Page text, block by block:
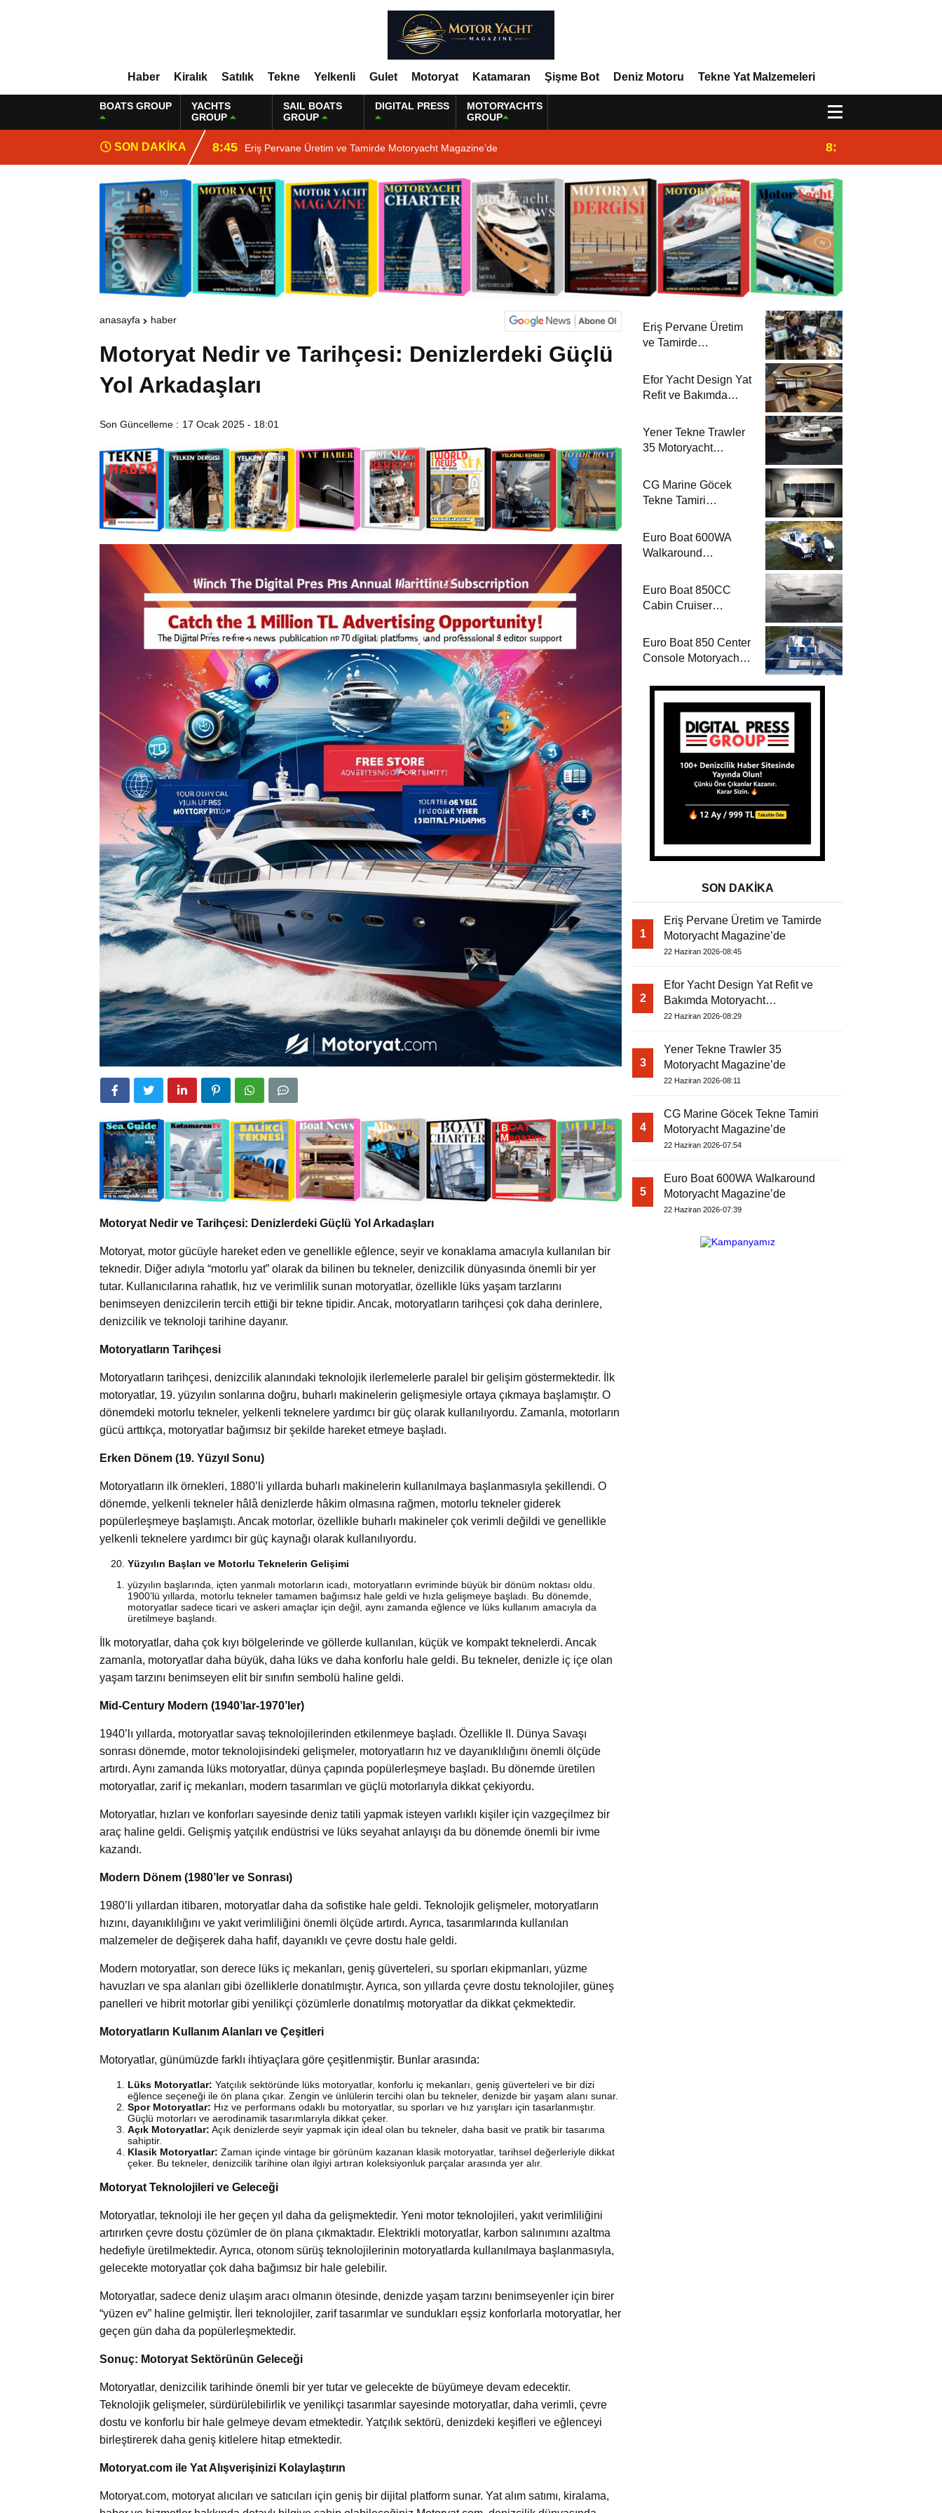
Haber Kiralık Satılık Tekne Yelkenli Gulet Motoryat Katamaran Şişme Bot Deniz Motoru Tekne Yat Malzemeleri
BOATS GROUP
YACHTS
GROUP
SAIL BOATS
GROUP
DIGITAL PRESS
MOTORYACHTS
GROUP
SON DAKİKA 8:45 Eriş Pervane Üretim ve Tamirde Motoryacht Magazine’de 8:29
anasayfa haber
Motoryat Nedir ve Tarihçesi: Denizlerdeki Güçlü
Yol Arkadaşları
Son Güncelleme : 17 Ocak 2025 - 18:01
Motoryat Nedir ve Tarihçesi: Denizlerdeki Güçlü Yol Arkadaşları
Motoryat, motor gücüyle hareket eden ve genellikle eğlence, seyir ve konaklama amacıyla kullanılan bir
teknedir. Diğer adıyla “motorlu yat” olarak da bilinen bu tekneler, denizcilik dünyasında önemli bir yer
tutar. Kullanıcılarına rahatlık, hız ve verimlilik sunan motoryatlar, özellikle lüks yaşam tarzlarını
benimseyen denizcilerin tercih ettiği bir tekne tipidir. Ancak, motoryatların tarihçesi çok daha derinlere,
denizcilik ve teknoloji tarihine dayanır.
Motoryatların Tarihçesi
Motoryatların tarihçesi, denizcilik alanındaki teknolojik ilerlemelerle paralel bir gelişim göstermektedir. İlk
motoryatlar, 19. yüzyılın sonlarına doğru, buharlı makinelerin gelişmesiyle ortaya çıkmaya başlamıştır. O
dönemdeki motorlu tekneler, yelkenli teknelere yardımcı bir güç olarak kullanılıyordu. Zamanla, motorların
gücü arttıkça, motoryatlar bağımsız bir şekilde hareket etmeye başladı.
Erken Dönem (19. Yüzyıl Sonu)
Motoryatların ilk örnekleri, 1880’li yıllarda buharlı makinelerin kullanılmaya başlanmasıyla şekillendi. O
dönemde, yelkenli tekneler hâlâ denizlerde hâkim olmasına rağmen, motorlu tekneler giderek
popülerleşmeye başlamıştı. Ancak motorlar, özellikle buharlı makineler çok verimli değildi ve genellikle
yelkenli teknelere yardımcı bir güç kaynağı olarak kullanılıyordu.
Yüzyılın Başları ve Motorlu Teknelerin Gelişimi
yüzyılın başlarında, içten yanmalı motorların icadı, motoryatların evriminde büyük bir dönüm noktası oldu.
1900’lü yıllarda, motorlu tekneler tamamen bağımsız hale geldi ve hızla gelişmeye başladı. Bu dönemde,
motoryatlar sadece ticari ve askeri amaçlar için değil, aynı zamanda eğlence ve lüks kullanım amacıyla da
üretilmeye başlandı.
İlk motoryatlar, daha çok kıyı bölgelerinde ve göllerde kullanılan, küçük ve kompakt teknelerdi. Ancak
zamanla, motoryatlar daha büyük, daha lüks ve daha konforlu hale geldi. Bu tekneler, denizle iç içe olan
yaşam tarzını benimseyen elit bir sınıfın sembolü haline geldi.
Mid-Century Modern (1940’lar-1970’ler)
1940’lı yıllarda, motoryatlar savaş teknolojilerinden etkilenmeye başladı. Özellikle II. Dünya Savaşı
sonrası dönemde, motor teknolojisindeki gelişmeler, motoryatların hız ve dayanıklılığını önemli ölçüde
artırdı. Aynı zamanda lüks motoryatlar, dünya çapında popülerleşmeye başladı. Bu dönemde üretilen
motoryatlar, zarif iç mekanları, modern tasarımları ve güçlü motorlarıyla dikkat çekiyordu.
Motoryatlar, hızları ve konforları sayesinde deniz tatili yapmak isteyen varlıklı kişiler için vazgeçilmez bir
araç haline geldi. Gelişmiş yatçılık endüstrisi ve lüks seyahat anlayışı da bu dönemde önemli bir ivme
kazandı.
Modern Dönem (1980’ler ve Sonrası)
1980’li yıllardan itibaren, motoryatlar daha da sofistike hale geldi. Teknolojik gelişmeler, motoryatların
hızını, dayanıklılığını ve yakıt verimliliğini önemli ölçüde artırdı. Ayrıca, tasarımlarında kullanılan
malzemeler de değişerek daha hafif, dayanıklı ve çevre dostu hale geldi.
Modern motoryatlar, son derece lüks iç mekanları, geniş güverteleri, su sporları ekipmanları, yüzme
havuzları ve spa alanları gibi özelliklerle donatılmıştır. Ayrıca, son yıllarda çevre dostu teknolojiler, güneş
panelleri ve hibrit motorlar gibi yenilikçi çözümlerle donatılmış motoryatlar da dikkat çekmektedir.
Motoryatların Kullanım Alanları ve Çeşitleri
Motoryatlar, günümüzde farklı ihtiyaçlara göre çeşitlenmiştir. Bunlar arasında:
Lüks Motoryatlar: Yatçılık sektöründe lüks motoryatlar, konforlu iç mekanları, geniş güverteleri ve bir dizi
eğlence seçeneği ile ön plana çıkar. Zengin ve ünlülerin tercihi olan bu tekneler, denizde bir yaşam alanı sunar.
Spor Motoryatlar: Hız ve performans odaklı bu motoryatlar, su sporları ve hız yarışları için tasarlanmıştır.
Güçlü motorları ve aerodinamik tasarımlarıyla dikkat çeker.
Açık Motoryatlar: Açık denizlerde seyir yapmak için ideal olan bu tekneler, daha basit ve pratik bir tasarıma
sahiptir.
Klasik Motoryatlar: Zaman içinde vintage bir görünüm kazanan klasik motoryatlar, tarihsel değerleriyle dikkat
çeker. Bu tekneler, denizcilik tarihine olan ilgiyi artıran koleksiyonluk parçalar arasında yer alır.
Motoryat Teknolojileri ve Geleceği
Motoryatlar, teknoloji ile her geçen yıl daha da gelişmektedir. Yeni motor teknolojileri, yakıt verimliliğini
artırırken çevre dostu çözümler de ön plana çıkmaktadır. Elektrikli motoryatlar, karbon salınımını azaltma
hedefiyle üretilmektedir. Ayrıca, otonom sürüş teknolojilerinin motoryatlarda kullanılmaya başlanmasıyla,
gelecekte motoryatlar çok daha bağımsız bir hale gelebilir.
Motoryatlar, sadece deniz ulaşım aracı olmanın ötesinde, denizde yaşam tarzını benimseyenler için birer
“yüzen ev” haline gelmiştir. İleri teknolojiler, zarif tasarımlar ve sundukları eşsiz konforlarla motoryatlar, her
geçen gün daha da popülerleşmektedir.
Sonuç: Motoryat Sektörünün Geleceği
Motoryatlar, denizcilik tarihinde önemli bir yer tutar ve gelecekte de büyümeye devam edecektir.
Teknolojik gelişmeler, sürdürülebilirlik ve yenilikçi tasarımlar sayesinde motoryatlar, daha verimli, çevre
dostu ve konforlu bir hale gelmeye devam etmektedir. Yatçılık sektörü, denizdeki keşifleri ve eğlenceyi
birleştirerek daha geniş kitlelere hitap etmektedir.
Motoryat.com ile Yat Alışverişinizi Kolaylaştırın
Motoryat.com, motoryat alıcıları ve satıcıları için geniş bir dijital platform sunar. Yat alım satımı, kiralama,
Eriş Pervane Üretim
ve Tamirde
Magazine’de
Efor Yacht Design Yat
Refit ve Bakımda
Magazine’de
Yener Tekne Trawler
35 Motoryacht
CG Marine Göcek
Tekne Tamiri
Magazine’de
Euro Boat 600WA
Walkaround
Magazine’de
Euro Boat 850CC
Cabin Cruiser
Magazine’de
Euro Boat 850 Center
Console Motoryacht
SON DAKİKA
1
Eriş Pervane Üretim ve Tamirde
Motoryacht Magazine’de
22 Haziran 2026-08:45
2
Efor Yacht Design Yat Refit ve
Bakımda Motoryacht
Magazine’de
22 Haziran 2026-08:29
3
Yener Tekne Trawler 35
Motoryacht Magazine’de
22 Haziran 2026-08:11
4
CG Marine Göcek Tekne Tamiri
Motoryacht Magazine’de
22 Haziran 2026-07:54
5
Euro Boat 600WA Walkaround
Motoryacht Magazine’de
22 Haziran 2026-07:39